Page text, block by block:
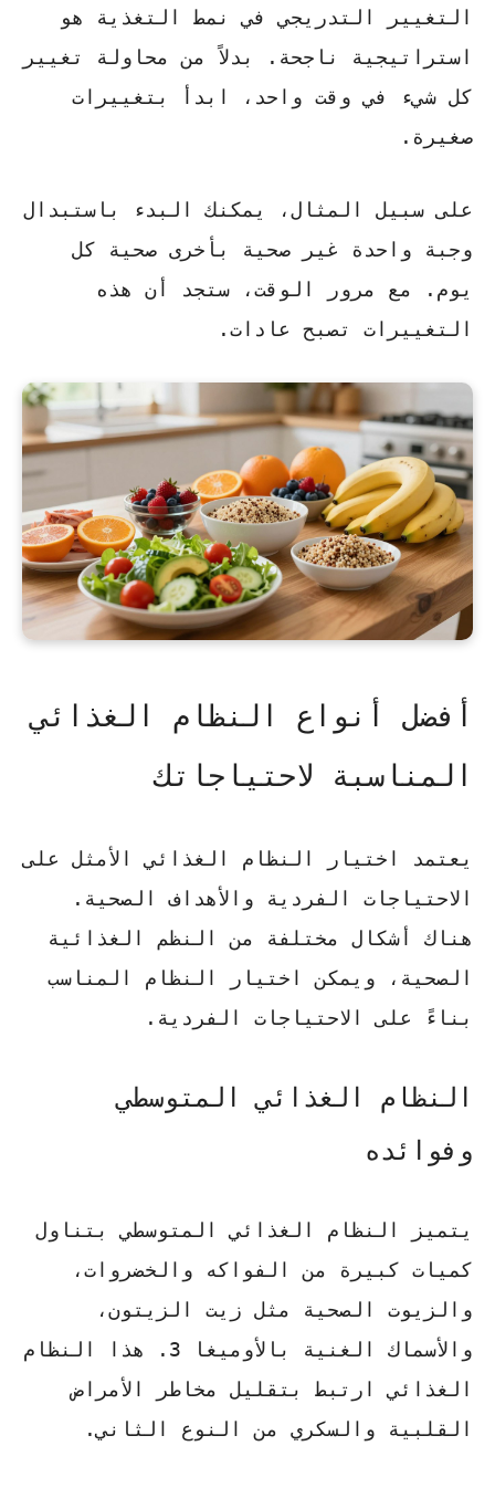
التغيير التدريجي في نمط التغذية هو
استراتيجية ناجحة. بدلاً من محاولة تغيير
كل شيء في وقت واحد، ابدأ بتغييرات
صغيرة.
على سبيل المثال، يمكنك البدء باستبدال
وجبة واحدة غير صحية بأخرى صحية كل
يوم. مع مرور الوقت، ستجد أن هذه
التغييرات تصبح عادات.
أفضل أنواع النظام الغذائي
المناسبة لاحتياجاتك
يعتمد اختيار النظام الغذائي الأمثل على
الاحتياجات الفردية والأهداف الصحية.
هناك أشكال مختلفة من النظم الغذائية
الصحية، ويمكن اختيار النظام المناسب
بناءً على الاحتياجات الفردية.
النظام الغذائي المتوسطي
وفوائده
يتميز النظام الغذائي المتوسطي بتناول
كميات كبيرة من الفواكه والخضروات،
والزيوت الصحية مثل زيت الزيتون،
والأسماك الغنية بالأوميغا 3. هذا النظام
الغذائي ارتبط بتقليل مخاطر الأمراض
القلبية والسكري من النوع الثاني.